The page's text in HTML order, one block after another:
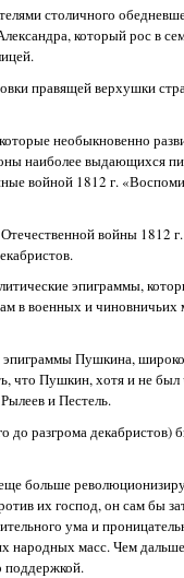
столичного
который рос в
правящей верхушки
необыкновенно
наиболее выдающихся
войной 1812 г.
войны 1812
эпиграммы,
в военных и
Пушкина,
что Пушкин, хотя и не
и Пестель.
разгрома декабристов)
больше
их господ, он сам бы
ума и
масс. Чем
поддержкой.